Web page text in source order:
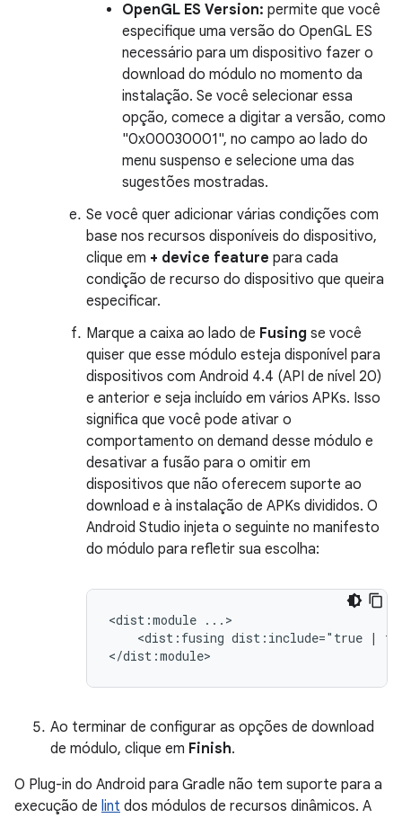
OpenGL ES Version: permite que você
especifique uma versão do OpenGL ES
necessário para um dispositivo fazer o
download do módulo no momento da
instalação. Se você selecionar essa
opção, comece a digitar a versão, como
"0x00030001", no campo ao lado do
menu suspenso e selecione uma das
sugestões mostradas.
Se você quer adicionar várias condições com
base nos recursos disponíveis do dispositivo,
clique em + device feature para cada
condição de recurso do dispositivo que queira
especificar.
Marque a caixa ao lado de Fusing se você
quiser que esse módulo esteja disponível para
dispositivos com Android 4.4 (API de nível 20)
e anterior e seja incluído em vários APKs. Isso
significa que você pode ativar o
comportamento on demand desse módulo e
desativar a fusão para o omitir em
dispositivos que não oferecem suporte ao
download e à instalação de APKs divididos. O
Android Studio injeta o seguinte no manifesto
do módulo para refletir sua escolha:
<dist:module
<dist:fusing dist:include="true |
Ao terminar de configurar as opções de download
de módulo, clique em Finish.
O Plug-in do Android para Gradle não tem suporte para a
execução de lint dos módulos de recursos dinâmicos. A